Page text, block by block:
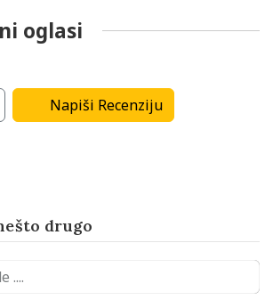
oglasi
Napiši Recenziju
drugo